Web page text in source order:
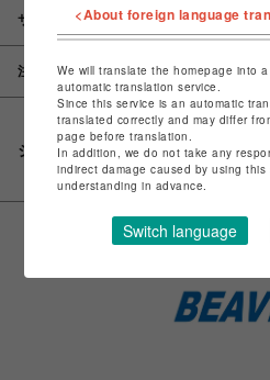
サイズ
注意事項
シェアする
<About foreign language
We will translate the homepage into
automatic translation service.
Since this service is an automatic
translated correctly and may differ
page before translation.
In addition, we do not take any
indirect damage caused by using
understanding in advance.
Switch language